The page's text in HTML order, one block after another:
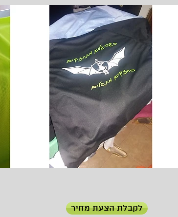
לקבלת הצעת מחיר